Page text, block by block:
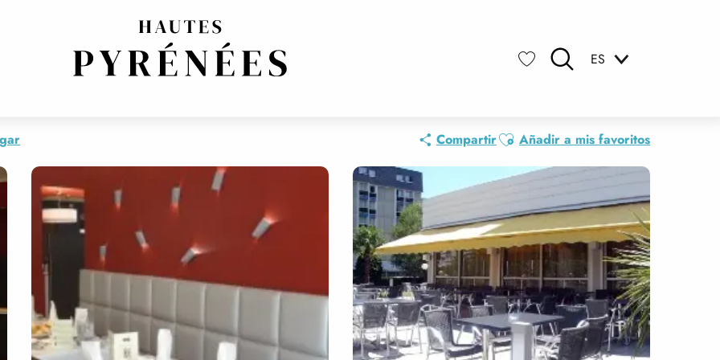
ES
CompartirAjouter aux favoris
Añadir a mis favoritos